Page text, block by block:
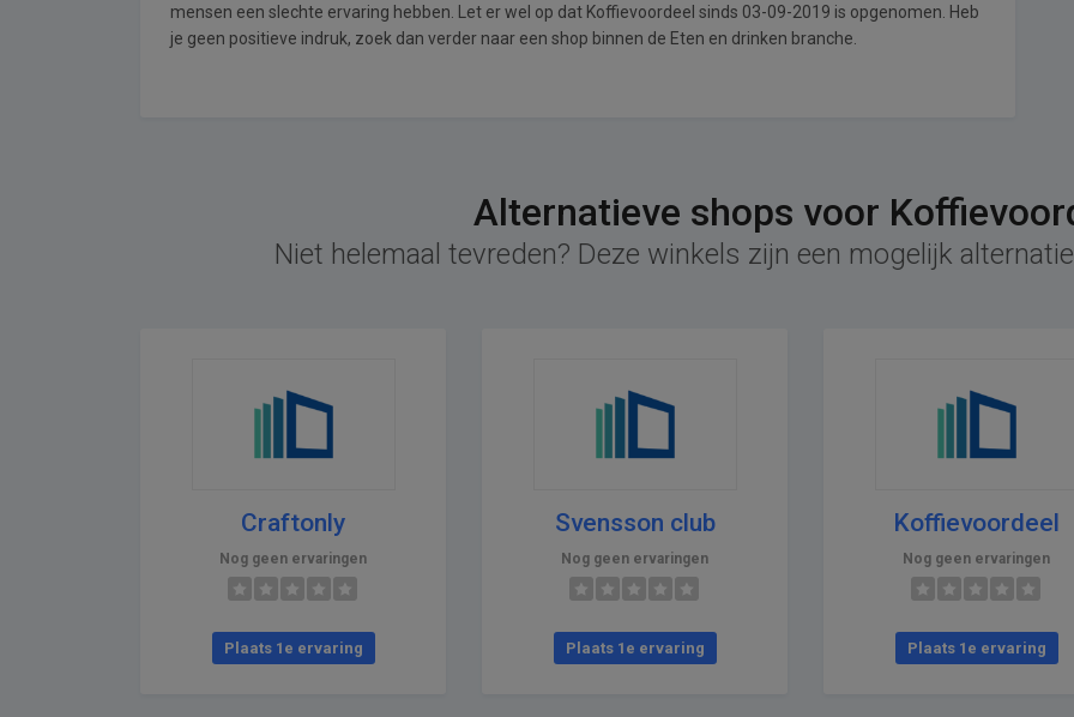
mensen een slechte ervaring hebben. Let er wel op dat Koffievoordeel sinds 03-09-2019 is opgenomen. Heb
je geen positieve indruk, zoek dan verder naar een shop binnen de Eten en drinken branche.
Alternatieve shops voor
Niet helemaal tevreden? Deze winkels zijn een mogelijk
Craftonly
Nog geen ervaringen
Plaats 1e ervaring
Svensson club
Nog geen ervaringen
Plaats 1e ervaring
Koffievoordeel
Nog geen ervaringen
Plaats 1e ervaring